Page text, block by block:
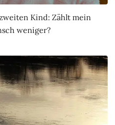
Kind: Zählt mein
weniger?